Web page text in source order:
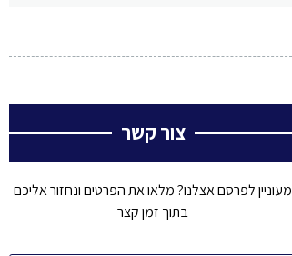
צור קשר
מעוניין לפרסם אצלנו? מלאו את הפרטים ונחזור אליכם
בתוך זמן קצר